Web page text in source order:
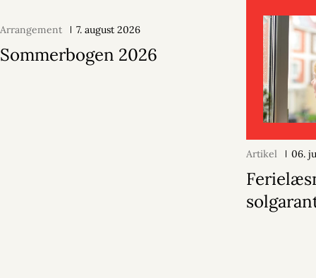
Arrangement 7. august 2026
Sommerbogen 2026
Artikel 06.